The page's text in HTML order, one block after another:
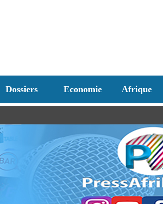
Dossiers Economie Afrique